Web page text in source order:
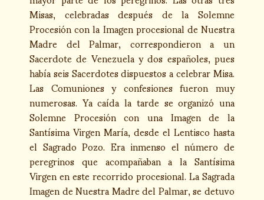
Misas, celebradas después de la Solemne
Procesión con la Imagen procesional de Nuestra
Madre del Palmar, correspondieron a un
Sacerdote de Venezuela y dos españoles, pues
había seis Sacerdotes dispuestos a celebrar Misa.
Las Comuniones y confesiones fueron muy
numerosas. Ya caída la tarde se organizó una
Solemne Procesión con una Imagen de la
Santísima Virgen María, desde el Lentisco hasta
el Sagrado Pozo. Era inmenso el número de
peregrinos que acompañaban a la Santísima
Virgen en este recorrido procesional. La Sagrada
Imagen de Nuestra Madre del Palmar, se detuvo